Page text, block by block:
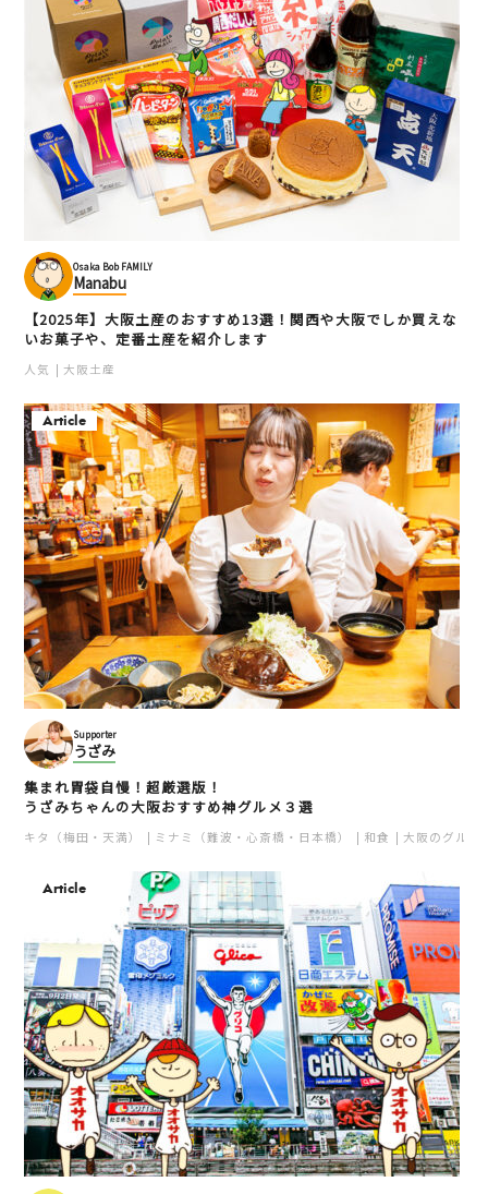
Osaka Bob FAMILY
Manabu
【2025年】大阪土産のおすすめ13選！関西や大阪でしか買えな
いお菓子や、定番土産を紹介します
人気 大阪土産
Article
Supporter
うざみ
集まれ胃袋自慢！超厳選版！
うざみちゃんの大阪おすすめ神グルメ３選
キタ（梅田・天満） ミナミ（難波・心斎橋・日本橋） 和食 大阪のグルメ
Article